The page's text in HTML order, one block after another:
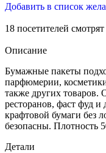
Добавить в список
18 посетителей
Описание
Бумажные пакеты
парфюмерии,
также других товаров.
ресторанов, фаст фуд
крафтовой бумаги без
безопасны. Плотность
Детали